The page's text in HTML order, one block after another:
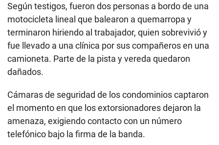
Según testigos, fueron dos personas a bordo de una
motocicleta lineal que balearon a quemarropa y
terminaron hiriendo al trabajador, quien sobrevivió y
fue llevado a una clínica por sus compañeros en una
camioneta. Parte de la pista y vereda quedaron
dañados.
Cámaras de seguridad de los condominios captaron
el momento en que los extorsionadores dejaron la
amenaza, exigiendo contacto con un número
telefónico bajo la firma de la banda.